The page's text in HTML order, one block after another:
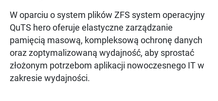
W oparciu o system plików ZFS system operacyjny
QuTS hero oferuje elastyczne zarządzanie
pamięcią masową, kompleksową ochronę danych
oraz zoptymalizowaną wydajność, aby sprostać
złożonym potrzebom aplikacji nowoczesnego IT w
zakresie wydajności.